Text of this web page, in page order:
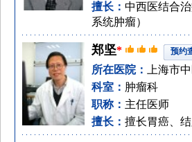
擅长： 中西医结合
系统肿瘤）
郑坚* 预约
所在医院：
上海市
科室： 肿瘤科
职称： 主任医师
擅长： 擅长胃癌、